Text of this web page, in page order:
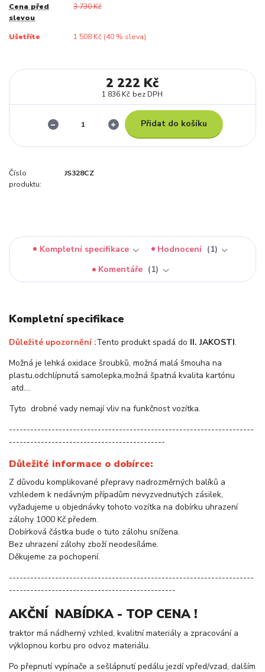
Cena před
slevou
3 730 Kč
Ušetříte 1 508 Kč (40% sleva)
2 222 Kč
1 836 Kč bez DPH
Přidat do košíku
Číslo
produktu:
JS328CZ
Kompletní specifikace Hodnocení
1
Komentáře
1
Kompletní specifikace
Důležité upozornění :Tento produkt spadá do II. JAKOSTI.
Možná je lehká oxidace šroubků, možná malá šmouha na
plastu,odchlípnutá samolepka,možná špatná kvalita kartónu
atd….
Tyto drobné vady nemají vliv na funkčnost vozítka.
---------------------------------------------------------------------
--------------------------------------------
Důležité informace o dobírce:
Z důvodu komplikované přepravy nadrozměrných balíků a
vzhledem k nedávným případům nevyzvednutých zásilek,
vyžadujeme u objednávky tohoto vozítka na dobírku uhrazení
zálohy 1000 Kč předem.
Dobírková částka bude o tuto zálohu snížena.
Bez uhrazení zálohy zboží neodesíláme.
Děkujeme za pochopení.
---------------------------------------------------------------------
-----------------------------------------------
AKČNÍ NABÍDKA - TOP CENA !
traktor má nádherný vzhled, kvalitní materiály a zpracování a
výklopnou korbu pro odvoz materiálu.
Po přepnutí vypínače a sešlápnutí pedálu jezdí vpřed/vzad, dalším